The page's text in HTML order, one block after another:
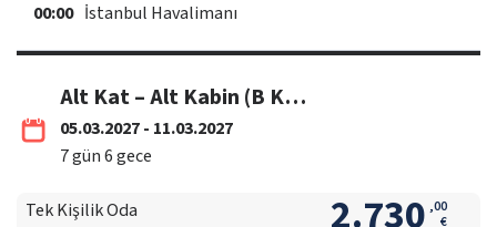
00:00 İstanbul Havalimanı
Alt Kat – Alt Kabin (B Kategori)
05.03.2027 - 11.03.2027
7gün6gece
Tek Kişilik Oda 2.730 ,00
€